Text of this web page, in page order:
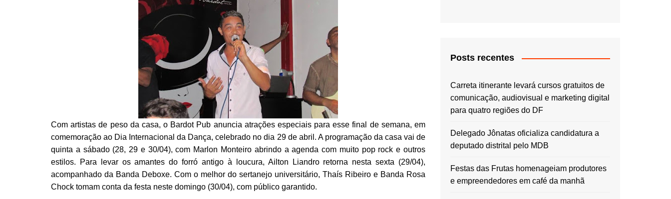
Com artistas de peso da casa, o Bardot Pub anuncia atrações especiais para esse final de semana, em
comemoração ao Dia Internacional da Dança, celebrado no dia 29 de abril. A programação da casa vai de
quinta a sábado (28, 29 e 30/04), com Marlon Monteiro abrindo a agenda com muito pop rock e outros
estilos. Para levar os amantes do forró antigo à loucura, Ailton Liandro retorna nesta sexta (29/04),
acompanhado da Banda Deboxe. Com o melhor do sertanejo universitário, Thaís Ribeiro e Banda Rosa
Chock tomam conta da festa neste domingo (30/04), com público garantido.
Posts recentes
Carreta itinerante levará cursos gratuitos de
comunicação, audiovisual e marketing digital
para quatro regiões do DF
Delegado Jônatas oficializa candidatura a
deputado distrital pelo MDB
Festas das Frutas homenageiam produtores
e empreendedores em café da manhã